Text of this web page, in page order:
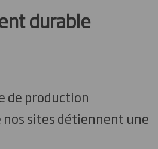
durable
de production
sites détiennent une